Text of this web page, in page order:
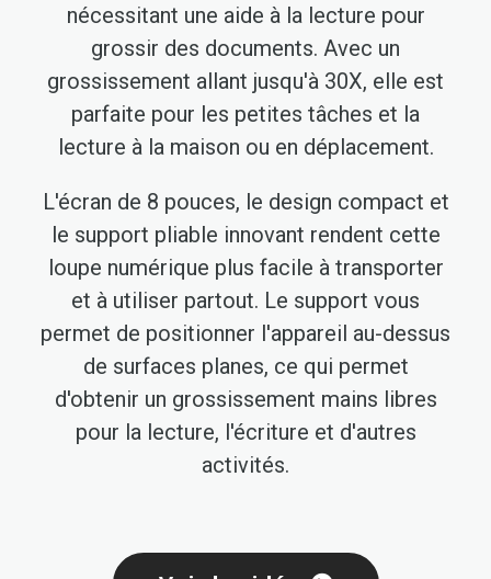
nécessitant une aide à la lecture pour
grossir des documents. Avec un
grossissement allant jusqu'à 30X, elle est
parfaite pour les petites tâches et la
lecture à la maison ou en déplacement.
L'écran de 8 pouces, le design compact et
le support pliable innovant rendent cette
loupe numérique plus facile à transporter
et à utiliser partout. Le support vous
permet de positionner l'appareil au-dessus
de surfaces planes, ce qui permet
d'obtenir un grossissement mains libres
pour la lecture, l'écriture et d'autres
activités.